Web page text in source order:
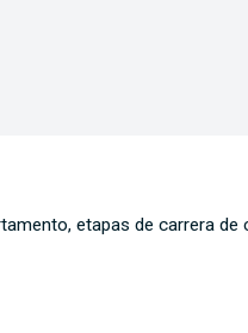
etapas de carrera de